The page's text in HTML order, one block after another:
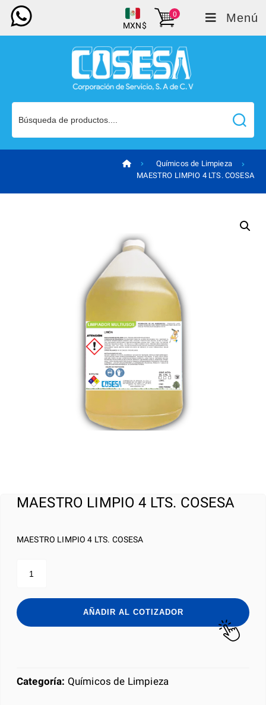
MXN$
0 Menú
Químicos de Limpieza
MAESTRO LIMPIO 4 LTS. COSESA
MAESTRO LIMPIO 4 LTS. COSESA
MAESTRO LIMPIO 4 LTS. COSESA
LIMPIO
LTS.
COSESA
cantidad
AÑADIR AL COTIZADOR
Categoría: Químicos de Limpieza